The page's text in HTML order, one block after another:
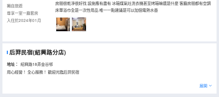
獨自旅遊
尊享一室一廳套房
入住於2024年01月
房間很乾凈很好找 設施應有盡有 冰箱煤氣灶洗衣機甚至烤箱嘛還是什麼 客廳房間都有空調
床單浴巾全是一次性用品 唯一一點建議是可以加個電熱水壺
后羿民宿(紹興路分店)
地址：
紹興路18弄金谷邨
用心經營！ 全心服務！ 歡迎光臨后羿民宿
展開